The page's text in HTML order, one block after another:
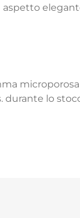
aspetto
microporosa
lo